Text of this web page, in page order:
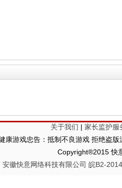
关于我们 | 家长监护服
康游戏忠告：抵制不良游戏 拒绝盗
Copyright®2015 快
安徽快意网络科技有限公司 皖B2-